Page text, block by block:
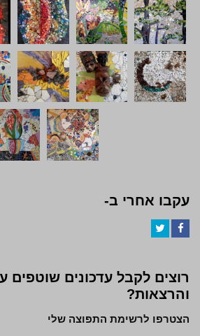
עקבו אחרי ב-
רוצים לקבל עדכונים שוטפים
והרצאות?
הצטרפו לרשימת התפוצה שלי